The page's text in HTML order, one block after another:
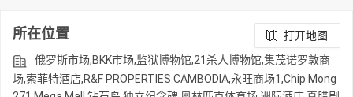
所在位置
打开地图
俄罗斯市场,BKK市场,监狱博物馆,21杀人博物馆,集茂诺罗敦商
场,索菲特酒店,R&F PROPERTIES CAMBODIA,永旺商场1,Chip Mong